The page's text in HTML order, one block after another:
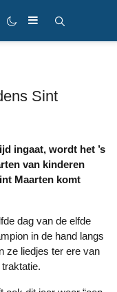
Sint
van kinderen
Maarten komt
in de hand langs
ze liedjes ter ere van